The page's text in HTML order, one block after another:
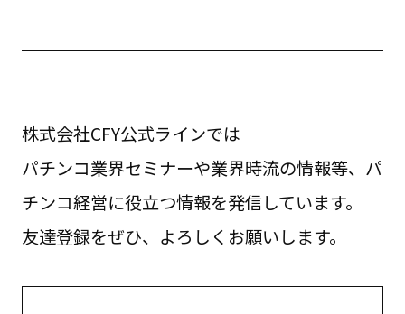
株式会社CFY公式ラインでは
パチンコ業界セミナーや業界時流の情報等、パ
チンコ経営に役立つ情報を発信しています。
友達登録をぜひ、よろしくお願いします。